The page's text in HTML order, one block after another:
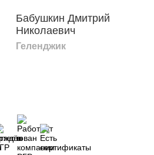
Бабушкин Дмитрий
Николаевич
Геленджик